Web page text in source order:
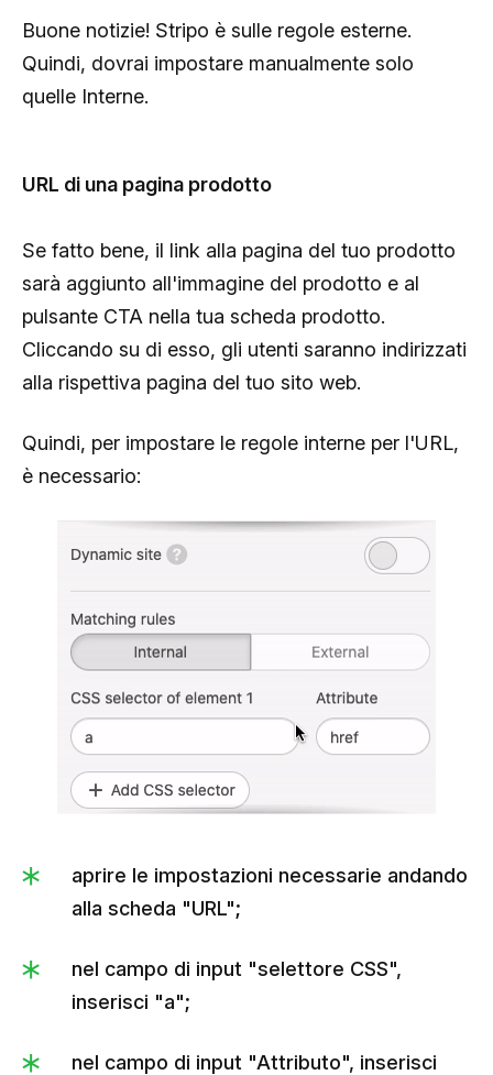
Buone notizie! Stripo è sulle regole esterne.
Quindi, dovrai impostare manualmente solo
quelle Interne.
URL di una pagina prodotto
Se fatto bene, il link alla pagina del tuo prodotto
sarà aggiunto all'immagine del prodotto e al
pulsante CTA nella tua scheda prodotto.
Cliccando su di esso, gli utenti saranno indirizzati
alla rispettiva pagina del tuo sito web.
Quindi, per impostare le regole interne per l'URL,
è necessario:
aprire le impostazioni necessarie andando
alla scheda "URL";
nel campo di input "selettore CSS",
inserisci "a";
nel campo di input "Attributo", inserisci